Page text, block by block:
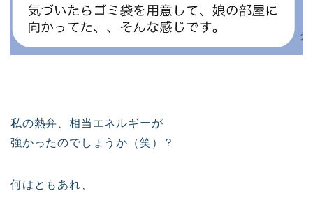
私の熱弁、相当エネルギーが
強かったのでしょうか（笑）？
何はともあれ、